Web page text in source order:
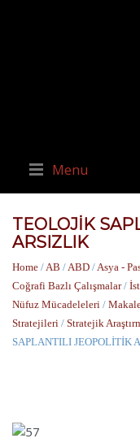
Menu
TEOLOJİK
ARSIZLIK
Home /AB /ABD /Asya -
Coğrafi Bazlı Çalışmalar/
Nüfuz Mücadeleleri /
Stratejileri / Stratejik
SAPLANTILI JEOPOLİTİK